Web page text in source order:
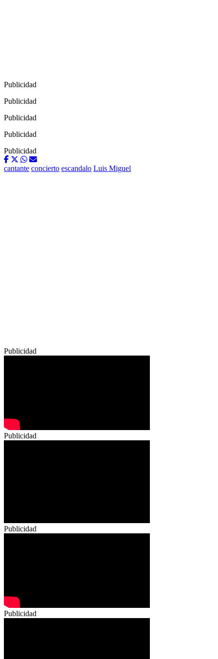
Publicidad
Publicidad
Publicidad
Publicidad
Publicidad
cantante concierto escandalo Luis Miguel
Publicidad
Publicidad
Publicidad
Publicidad